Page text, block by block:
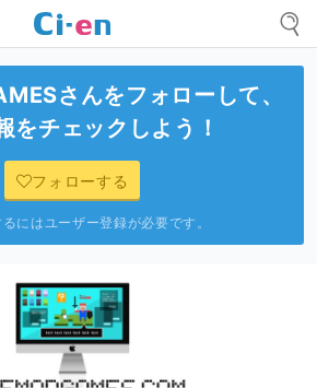
さんをフォローして、
をチェックしよう！
フォローする
にはユーザー登録が必要です。